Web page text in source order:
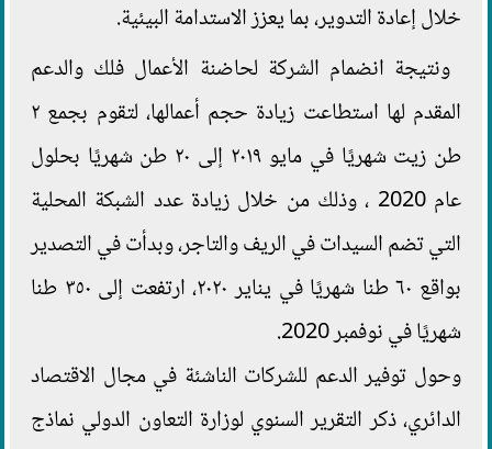
خلال إعادة التدوير، بما يعزز الاستدامة البيئية.
ونتيجة انضمام الشركة لحاضنة الأعمال فلك والدعم
المقدم لها استطاعت زيادة حجم أعمالها، لتقوم بجمع ٢
طن زيت شهريًا في مايو ٢٠١٩ إلى ٢٠ طن شهريًا بحلول
عام 2020 ، وذلك من خلال زيادة عدد الشبكة المحلية
التي تضم السيدات في الريف والتاجر، وبدأت في التصدير
بواقع ٦٠ طنا شهريًا في يناير ٢٠٢٠، ارتفعت إلى ٣٥٠ طنا
شهريًا في نوفمبر 2020.
وحول توفير الدعم للشركات الناشئة في مجال الاقتصاد
الدائري، ذكر التقرير السنوي لوزارة التعاون الدولي نماذج